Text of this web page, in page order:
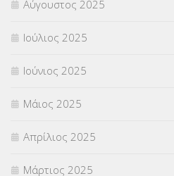
Χωρίς κατηγορία
Αύγουστος 2025
Ιούλιος 2025
Ιούνιος 2025
Μάιος 2025
Απρίλιος 2025
Μάρτιος 2025